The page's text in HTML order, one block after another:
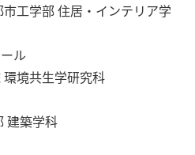
工学部 住居・インテリア学
ル
境共生学研究科
建築学科